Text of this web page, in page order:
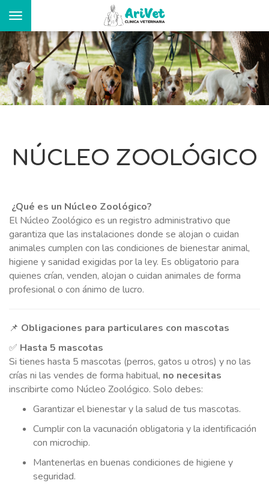
Toggle
navigation
PORTADA
MEDICINA Y DIAGNÓSTICO VETERINARIO
NUTRICIÓN PERSONALIZADA
ZONA CATFRIENDLY
PELUQUERÍA CANINA CON OZONO PROFESIONAL
SERVICIO A DOMICILIO
INCINERACIÓN O ENTIERRO
NÚCLEO ZOOLÓGICO
PARA TU MASCOTA
NÚCLEO ZOOLÓGICO
¿Qué es un Núcleo Zoológico?
El Núcleo Zoológico es un registro administrativo que
garantiza que las instalaciones donde se alojan o cuidan
animales cumplen con las condiciones de bienestar animal,
higiene y sanidad exigidas por la ley. Es obligatorio para
quienes crían, venden, alojan o cuidan animales de forma
profesional o con ánimo de lucro.
📌 Obligaciones para particulares con mascotas
✅ Hasta 5 mascotas
Si tienes hasta 5 mascotas (perros, gatos u otros) y no las
crías ni las vendes de forma habitual, no necesitas
inscribirte como Núcleo Zoológico. Solo debes:
Garantizar el bienestar y la salud de tus mascotas.
Cumplir con la vacunación obligatoria y la identificación
con microchip.
Mantenerlas en buenas condiciones de higiene y
seguridad.